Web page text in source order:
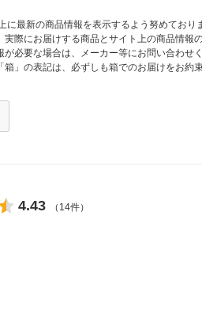
に最新の商品情報を表示するよう努めてお
際にお届けする商品とサイト上の商品情
必要な場合は、メーカー等にお問い合わせく
箱」の表記は、必ずしも箱でのお届けをお
4.43 （14件）